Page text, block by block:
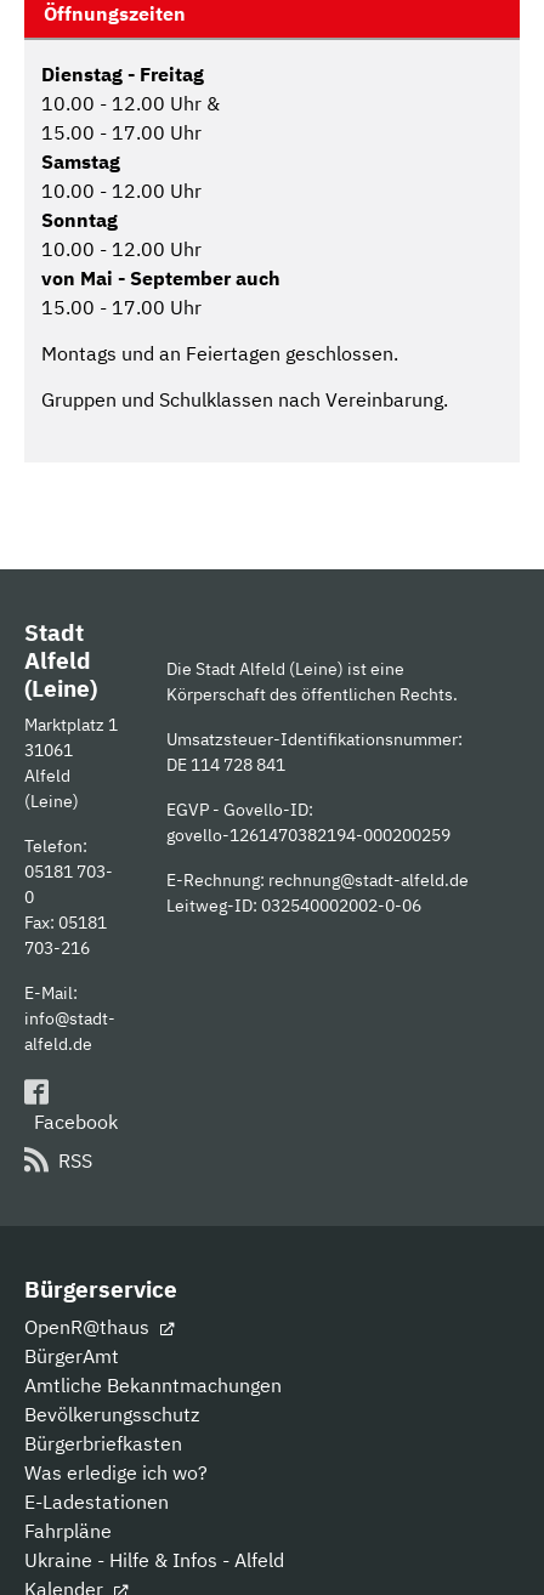
Öffnungszeiten
Dienstag - Freitag
10.00 - 12.00 Uhr &
15.00 - 17.00 Uhr
Samstag
10.00 - 12.00 Uhr
Sonntag
10.00 - 12.00 Uhr
von Mai - September auch
15.00 - 17.00 Uhr
Montags und an Feiertagen geschlossen.
Gruppen und Schulklassen nach Vereinbarung.
Stadt
Alfeld
(Leine)
Marktplatz 1
31061
Alfeld
(Leine)
Telefon:
05181 703-
0
Fax: 05181
703-216
E-Mail:
info@stadt-
alfeld.de
Facebook
RSS
Die Stadt Alfeld (Leine) ist eine
Körperschaft des öffentlichen Rechts.
Umsatzsteuer-Identifikationsnummer:
DE 114 728 841
EGVP - Govello-ID:
govello-1261470382194-000200259
E-Rechnung: rechnung@stadt-alfeld.de
Leitweg-ID: 032540002002-0-06
Bürgerservice
OpenR@thaus
BürgerAmt
Amtliche Bekanntmachungen
Bevölkerungsschutz
Bürgerbriefkasten
Was erledige ich wo?
E-Ladestationen
Fahrpläne
Ukraine - Hilfe & Infos - Alfeld
Kalender